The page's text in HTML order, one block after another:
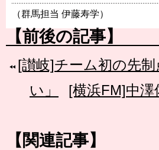
（群馬担当 伊藤寿学）
【前後の記事】
[讃岐]チーム初の先
い」
[横浜FM]中
【関連記事】